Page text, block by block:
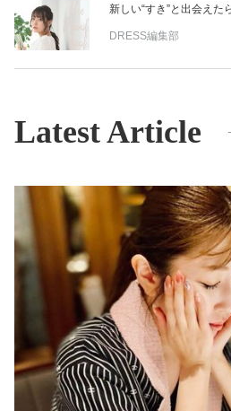
新しい“すき”と出会えた
DRESS編集部
Latest Article